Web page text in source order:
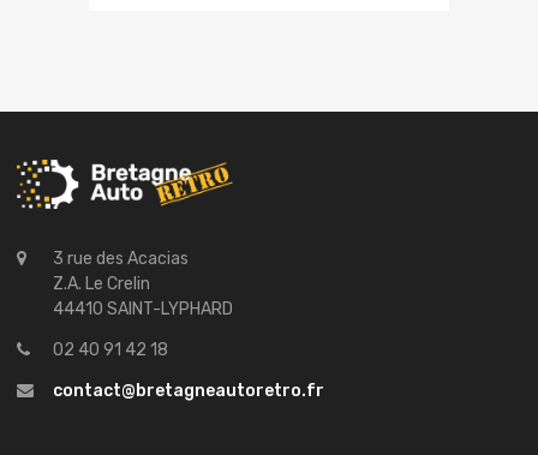
3 rue des Acacias
Z.A. Le Crelin
44410 SAINT-LYPHARD
02 40 91 42 18
contact@bretagneautoretro.fr